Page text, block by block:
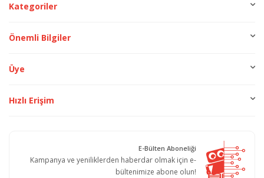
Kategoriler
Önemli Bilgiler
Üye
Hızlı Erişim
E-Bülten Aboneliği
Kampanya ve yeniliklerden haberdar olmak için e-
bültenimize abone olun!